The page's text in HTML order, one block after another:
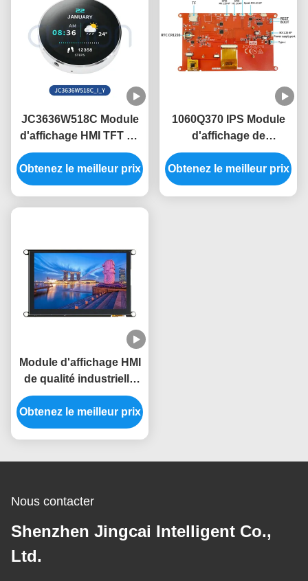
JC3636W518C Module
d'affichage HMI TFT 5V
avec angle de vue de
60° et conception légère
Obtenez le meilleur prix
1060Q370 IPS Module
d'affichage de
l'interface homme-
machine La
combinaison parfaite de
Obtenez le meilleur prix
Module d'affichage HMI
de qualité industrielle
IPS de 5 V
Obtenez le meilleur prix
Nous contacter
Shenzhen Jingcai Intelligent Co.,
Ltd.